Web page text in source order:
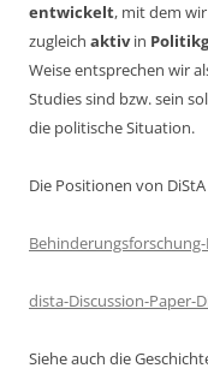
entwickelt, mit dem
zugleich aktivin
Weise entsprechen wir
Studies sind bzw. sein
die politische Situation.
Die Positionen von
dista-Discussion-Paper-
Siehe auch die